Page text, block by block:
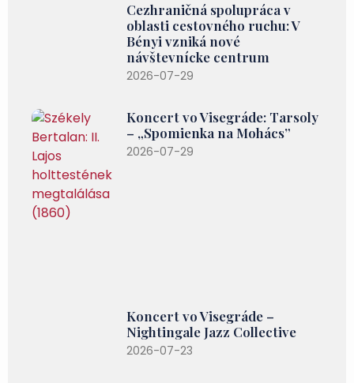
Cezhraničná spolupráca v
oblasti cestovného ruchu: V
Bényi vzniká nové
návštevnícke centrum
2026-07-29
Koncert vo Visegráde: Tarsoly
– „Spomienka na Mohács”
2026-07-29
Koncert vo Visegráde –
Nightingale Jazz Collective
2026-07-23